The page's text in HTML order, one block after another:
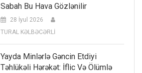
Sabah Bu Hava Gözlənilir
28 İyul 2026
TURAL KƏLBƏCƏRLİ
Yayda Minlərlə Gəncin Etdiyi
Təhlükəli Hərəkət: İflic Və Ölümlə